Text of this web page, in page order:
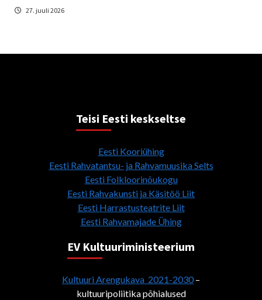
27. juuli 2026
Teisi Eesti keskseltse
Eesti Kooriühing
Eesti Rahvatantsu- ja Rahvamuusika Selts
Eesti Folkloorinõukogu
Eesti Rahvakunsti ja Käsitöö Liit
Eesti Harrastusteatrite Liit
Eesti Rahvamajade Ühing
EV Kultuuriministeerium
Kultuuri Arengukava 2021-2030–
kultuuripoliitika põhialused